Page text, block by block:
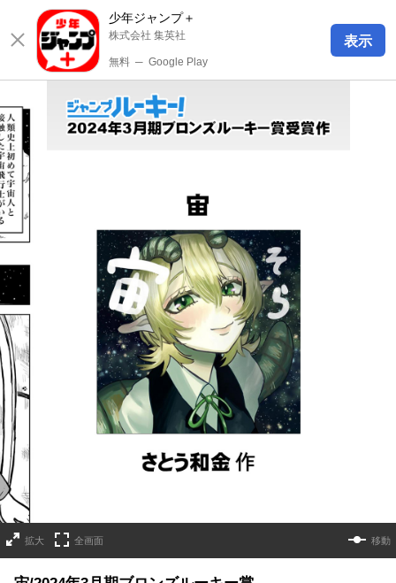
少年ジャンプ＋
株式会社 集英社
無料 ─ Google Play
表示
拡大 全画面 移動